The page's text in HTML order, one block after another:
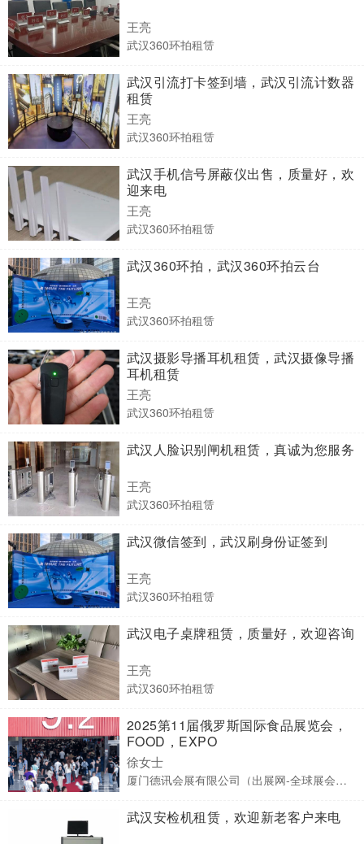
王亮
武汉360环拍租赁
武汉引流打卡签到墙，武汉引流计数器
租赁
王亮
武汉360环拍租赁
武汉手机信号屏蔽仪出售，质量好，欢
迎来电
王亮
武汉360环拍租赁
武汉360环拍，武汉360环拍云台
王亮
武汉360环拍租赁
武汉摄影导播耳机租赁，武汉摄像导播
耳机租赁
王亮
武汉360环拍租赁
武汉人脸识别闸机租赁，真诚为您服务
王亮
武汉360环拍租赁
武汉微信签到，武汉刷身份证签到
王亮
武汉360环拍租赁
武汉电子桌牌租赁，质量好，欢迎咨询
王亮
武汉360环拍租赁
2025第11届俄罗斯国际食品展览会，
FOOD，EXPO
徐女士
厦门德讯会展有限公司（出展网-全球展会预订）
武汉安检机租赁，欢迎新老客户来电